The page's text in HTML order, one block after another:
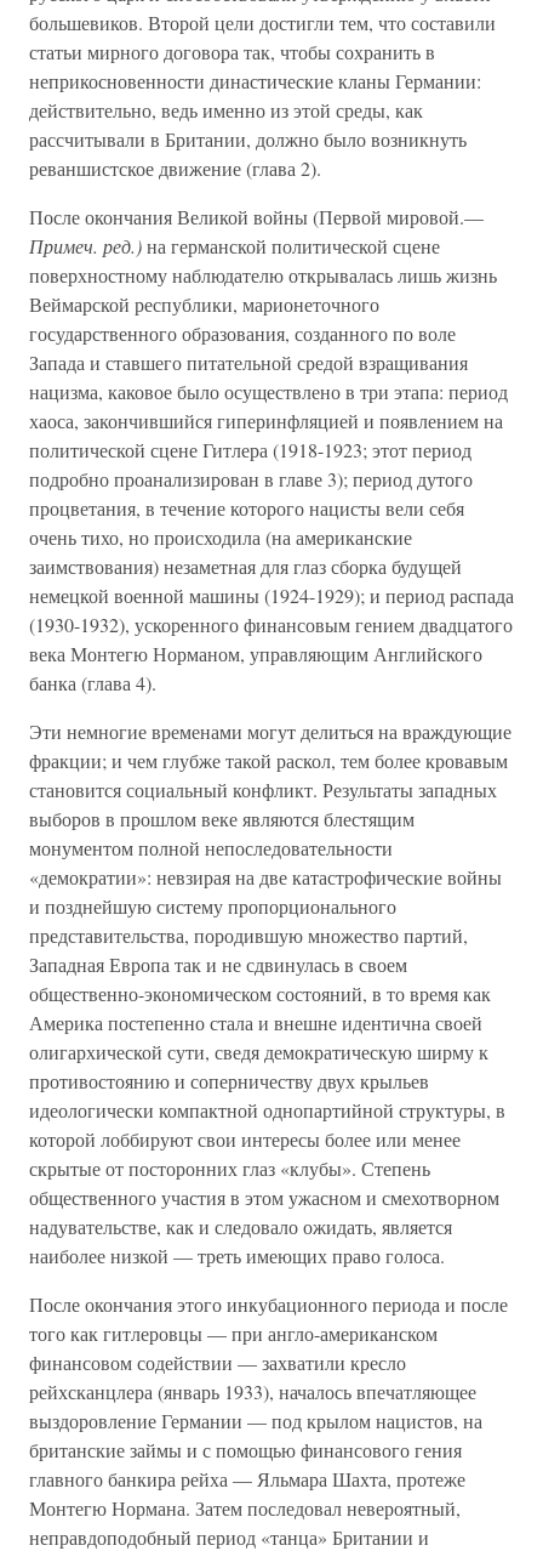
большевиков. Второй цели достигли тем, что составили
статьи мирного договора так, что­бы сохранить в
неприкосновенности династические кланы Германии:
действительно, ведь именно из этой среды, как
рассчитывали в Британии, должно было возникнуть
реваншистское движение (глава 2).
После окончания Великой войны (Первой мировой.—
При­меч. ред.)на германской политической сцене
поверхностному наблюдателю открывалась лишь жизнь
Веймарской республики, марионеточного
государственного образования, созданного по воле
Запада и ставшего питательной средой взращивания
нацизма, каковое было осуществлено в три этапа: период
хаоса, закончившийся гиперинфляцией и появлением на
политической сцене Гитлера (1918-1923; этот период
подробно проанализирован в главе 3); период дутого
процветания, в течение которого нацисты вели себя
очень тихо, но происходила (на американские
заимствования) незаметная для глаз сборка будущей
немецкой военной машины (1924-1929); и период распада
(1930-1932), ускоренного финансовым гением двадцатого
века Монтегю Норманом, управляющим Английского
банка (глава 4).
Эти немногие временами могут делиться на враждующие
фракции; и чем глубже такой раскол, тем более кровавым
становится социальный конфликт. Результаты западных
выборов в прошлом веке являются блестящим
монументом полной непоследовательности
«демократии»: невзирая на две катастрофические войны
и позднейшую систему пропорционального
представительства, породившую множество партий,
Западная Европа так и не сдвинулась в своем
общественно-экономическом состояний, в то время как
Америка постепенно стала и внешне идентична своей
олигархической сути, сведя демократическую ширму к
противостоянию и соперничеству двух крыльев
идеологически компактной однопартийной структуры, в
которой лоббируют свои интересы более или менее
скрытые от посторонних глаз «клубы». Степень
общественного участия в этом ужасном и смехотворном
надувательстве, как и следовало ожидать, является
наиболее низкой — треть имеющих право голоса.
После окончания этого инкубационного периода и после
того как гитлеровцы — при англо-американском
финансовом содействии — захватили кресло
рейхсканцлера (январь 1933), началось впечатляющее
выздоровление Германии — под крылом нацистов, на
британские займы и с помощью финансового гения
главного банкира рейха — Яльмара Шахта, протеже
Монтегю Нормана. Затем последовал невероятный,
неправдоподобный период «танца» Британии и